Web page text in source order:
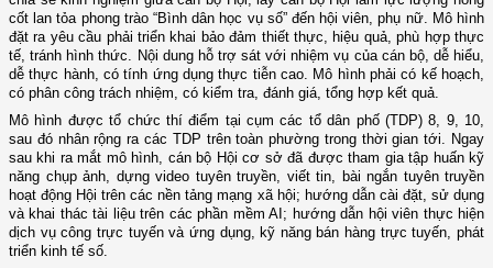
cốt lan tỏa phong trào “Bình dân học vụ số” đến hội viên, phụ nữ. Mô hình
đặt ra yêu cầu phải triển khai bảo đảm thiết thực, hiệu quả, phù hợp thực
tế, tránh hình thức. Nội dung hỗ trợ sát với nhiệm vụ của cán bộ, dễ hiểu,
dễ thực hành, có tính ứng dụng thực tiễn cao. Mô hình phải có kế hoạch,
có phân công trách nhiệm, có kiểm tra, đánh giá, tổng hợp kết quả.
Mô hình được tổ chức thí điểm tại cụm các tổ dân phố (TDP) 8, 9, 10,
sau đó nhân rộng ra các TDP trên toàn phường trong thời gian tới. Ngay
sau khi ra mắt mô hình, cán bộ Hội cơ sở đã được tham gia tập huấn kỹ
năng chụp ảnh, dựng video tuyên truyền, viết tin, bài ngắn tuyên truyền
hoạt động Hội trên các nền tảng mạng xã hội; hướng dẫn cài đặt, sử dụng
và khai thác tài liệu trên các phần mềm AI; hướng dẫn hội viên thực hiện
dịch vụ công trực tuyến và ứng dụng, kỹ năng bán hàng trực tuyến, phát
triển kinh tế số.